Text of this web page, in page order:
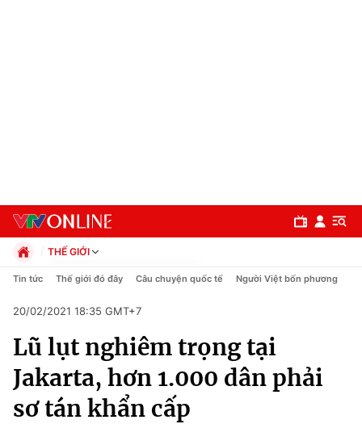
Chuyên mục
Chính trị
Xã hội
THẾ GIỚI
Chính trị
Pháp luật
Kinh tế
Thể thao
Truyền hình
Văn hóa - Giải trí
Tin tức Thế giới đó đây Câu chuyện quốc tế Người Việt bốn phương
20/02/2021 18:35 GMT+7
Lũ lụt nghiêm trọng tại
Jakarta, hơn 1.000 dân phải
sơ tán khẩn cấp